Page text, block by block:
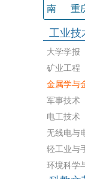
南
重
工业技
大学学报
矿业工程
金属学与
军事技术
电工技术
无线电与
轻工业与
环境科学